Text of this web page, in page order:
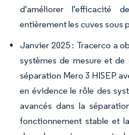
d'améliorer l'efficacité
entièrement les cuves sous
Janvier 2025 : Tracerco a
systèmes de mesure et
séparation Mero 3 HISEP
en évidence le rôle des
avancés dans la
fonctionnement stable et